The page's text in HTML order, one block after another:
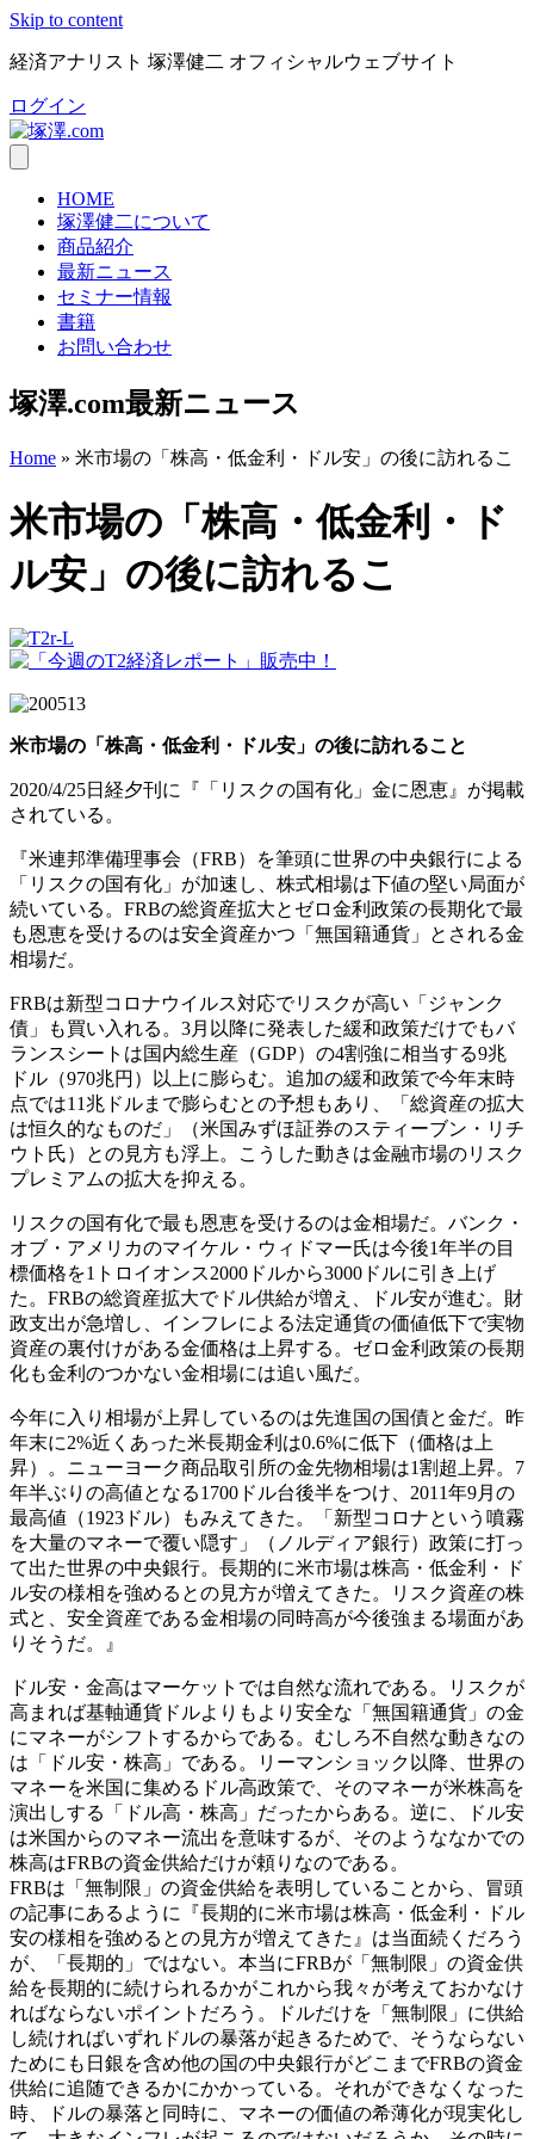
Skip to content
経済アナリスト 塚澤健二 オフィシャルウェブサイト
ログイン
HOME
塚澤健二について
商品紹介
最新ニュース
セミナー情報
書籍
お問い合わせ
塚澤.com最新ニュース
Home » 米市場の「株高・低金利・ドル安」の後に訪れるこ
米市場の「株高・低金利・ド
ル安」の後に訪れるこ
米市場の「株高・低金利・ドル安」の後に訪れること
2020/4/25日経夕刊に『「リスクの国有化」金に恩恵』が掲載
されている。
『米連邦準備理事会（FRB）を筆頭に世界の中央銀行による
「リスクの国有化」が加速し、株式相場は下値の堅い局面が
続いている。FRBの総資産拡大とゼロ金利政策の長期化で最
も恩恵を受けるのは安全資産かつ「無国籍通貨」とされる金
相場だ。
FRBは新型コロナウイルス対応でリスクが高い「ジャンク
債」も買い入れる。3月以降に発表した緩和政策だけでもバ
ランスシートは国内総生産（GDP）の4割強に相当する9兆
ドル（970兆円）以上に膨らむ。追加の緩和政策で今年末時
点では11兆ドルまで膨らむとの予想もあり、「総資産の拡大
は恒久的なものだ」（米国みずほ証券のスティーブン・リチ
ウト氏）との見方も浮上。こうした動きは金融市場のリスク
プレミアムの拡大を抑える。
リスクの国有化で最も恩恵を受けるのは金相場だ。バンク・
オブ・アメリカのマイケル・ウィドマー氏は今後1年半の目
標価格を1トロイオンス2000ドルから3000ドルに引き上げ
た。FRBの総資産拡大でドル供給が増え、ドル安が進む。財
政支出が急増し、インフレによる法定通貨の価値低下で実物
資産の裏付けがある金価格は上昇する。ゼロ金利政策の長期
化も金利のつかない金相場には追い風だ。
今年に入り相場が上昇しているのは先進国の国債と金だ。昨
年末に2%近くあった米長期金利は0.6%に低下（価格は上
昇）。ニューヨーク商品取引所の金先物相場は1割超上昇。7
年半ぶりの高値となる1700ドル台後半をつけ、2011年9月の
最高値（1923ドル）もみえてきた。「新型コロナという噴霧
を大量のマネーで覆い隠す」（ノルディア銀行）政策に打っ
て出た世界の中央銀行。長期的に米市場は株高・低金利・ド
ル安の様相を強めるとの見方が増えてきた。リスク資産の株
式と、安全資産である金相場の同時高が今後強まる場面があ
りそうだ。』
ドル安・金高はマーケットでは自然な流れである。リスクが
高まれば基軸通貨ドルよりもより安全な「無国籍通貨」の金
にマネーがシフトするからである。むしろ不自然な動きなの
は「ドル安・株高」である。リーマンショック以降、世界の
マネーを米国に集めるドル高政策で、そのマネーが米株高を
演出しする「ドル高・株高」だったからある。逆に、ドル安
は米国からのマネー流出を意味するが、そのようななかでの
株高はFRBの資金供給だけが頼りなのである。
FRBは「無制限」の資金供給を表明していることから、冒頭
の記事にあるように『長期的に米市場は株高・低金利・ドル
安の様相を強めるとの見方が増えてきた』は当面続くだろう
が、「長期的」ではない。本当にFRBが「無制限」の資金供
給を長期的に続けられるかがこれから我々が考えておかなけ
ればならないポイントだろう。ドルだけを「無制限」に供給
し続ければいずれドルの暴落が起きるためで、そうならない
ためにも日銀を含め他の国の中央銀行がどこまでFRBの資金
供給に追随できるかにかかっている。それができなくなった
時、ドルの暴落と同時に、マネーの価値の希薄化が現実化し